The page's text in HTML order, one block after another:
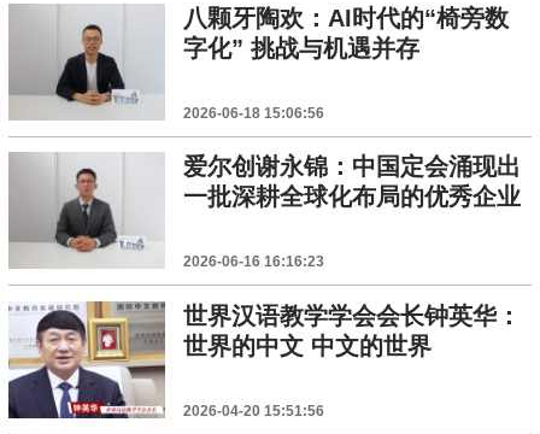
八颗牙陶欢：AI时代的“椅旁数
字化” 挑战与机遇并存
2026-06-18 15:06:56
爱尔创谢永锦：中国定会涌现出
一批深耕全球化布局的优秀企业
2026-06-16 16:16:23
世界汉语教学学会会长钟英华：
世界的中文 中文的世界
2026-04-20 15:51:56